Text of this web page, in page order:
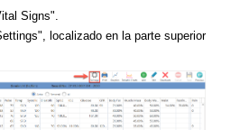
Signs".
localizado en la parte superior